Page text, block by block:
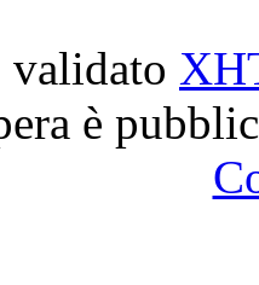
validato
è